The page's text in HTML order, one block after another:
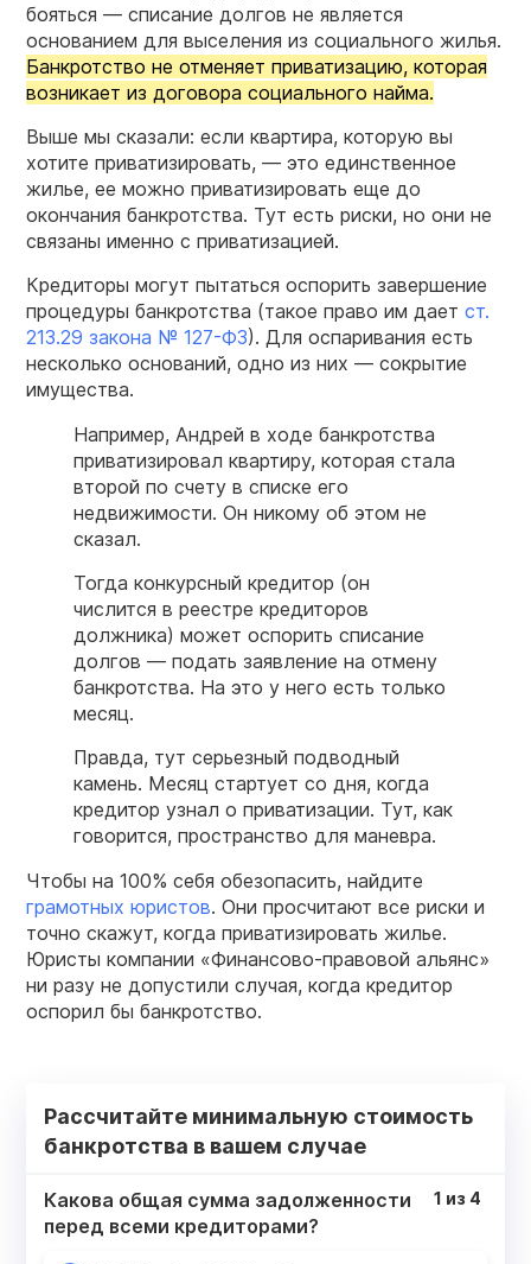
бояться — списание долгов не является
основанием для выселения из социального жилья.
Банкротство не отменяет приватизацию, которая
возникает из договора социального найма.
Выше мы сказали: если квартира, которую вы
хотите приватизировать, — это единственное
жилье, ее можно приватизировать еще до
окончания банкротства. Тут есть риски, но они не
связаны именно с приватизацией.
Кредиторы могут пытаться оспорить завершение
процедуры банкротства (такое право им дает ст.
213.29 закона № 127-ФЗ). Для оспаривания есть
несколько оснований, одно из них — сокрытие
имущества.
Например, Андрей в ходе банкротства
приватизировал квартиру, которая стала
второй по счету в списке его
недвижимости. Он никому об этом не
сказал.
Тогда конкурсный кредитор (он
числится в реестре кредиторов
должника) может оспорить списание
долгов — подать заявление на отмену
банкротства. На это у него есть только
месяц.
Правда, тут серьезный подводный
камень. Месяц стартует со дня, когда
кредитор узнал о приватизации. Тут, как
говорится, пространство для маневра.
Чтобы на 100% себя обезопасить, найдите
грамотных юристов. Они просчитают все риски и
точно скажут, когда приватизировать жилье.
Юристы компании «Финансово-правовой альянс»
ни разу не допустили случая, когда кредитор
оспорил бы банкротство.
Рассчитайте минимальную стоимость
банкротства в вашем случае
Какова общая сумма задолженности
перед всеми кредиторами?
1 из 4